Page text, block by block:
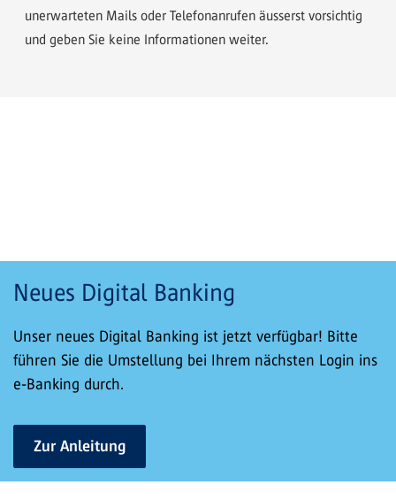
unerwarteten Mails oder Telefonanrufen äusserst vorsichtig
und geben Sie keine Informationen weiter.
Neues Digital Banking
Unser neues Digital Banking ist jetzt verfügbar! Bitte
führen Sie die Umstellung bei Ihrem nächsten Login ins
e-Banking durch.
Zur Anleitung